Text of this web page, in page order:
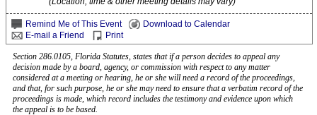
Remind Me of This Event
Download to Calendar
E-mail a Friend
Print
Section 286.0105, Florida Statutes, states that if a person decides to appeal any
decision made by a board, agency, or commission with respect to any matter
considered at a meeting or hearing, he or she will need a record of the proceedings,
and that, for such purpose, he or she may need to ensure that a verbatim record of the
proceedings is made, which record includes the testimony and evidence upon which
the appeal is to be based.